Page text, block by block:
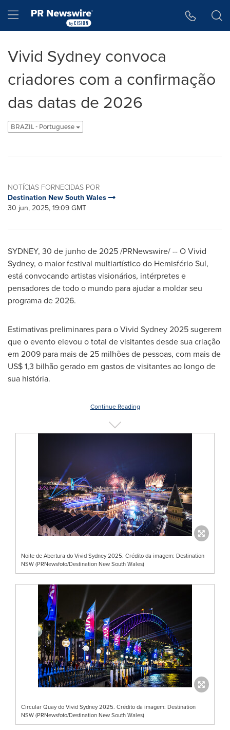
Hamburger menu
Vivid Sydney convoca
criadores com a confirmação
das datas de 2026
BRAZIL - Portuguese
NOTÍCIAS FORNECIDAS POR
Destination New South Wales
30 jun, 2025, 19:09 GMT
SYDNEY, 30 de junho de 2025/PRNewswire/ -- O Vivid
Sydney, o maior festival multiartístico do Hemisfério Sul,
está convocando artistas visionários, intérpretes e
pensadores de todo o mundo para ajudar a moldar seu
programa de 2026.
Estimativas preliminares para o Vivid Sydney 2025 sugerem
que o evento elevou o total de visitantes desde sua criação
em 2009 para mais de 25 milhões de pessoas, com mais de
US$ 1,3 bilhão gerado em gastos de visitantes ao longo de
sua história.
Continue Reading
Noite de Abertura do Vivid Sydney 2025. Crédito da imagem: Destination
NSW (PRNewsfoto/Destination New South Wales)
Circular Quay do Vivid Sydney 2025. Crédito da imagem: Destination
NSW (PRNewsfoto/Destination New South Wales)